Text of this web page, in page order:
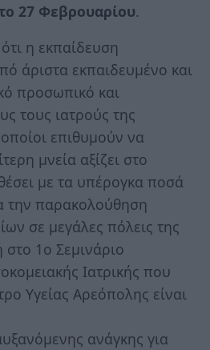
27 Φεβρουαρίου.
η εκπαίδευση
άριστα εκπαιδευμένο και
προσωπικό και
τους ιατρούς της
επιθυμούν να
μνεία αξίζει στο
με τα υπέρογκα ποσά
την παρακολούθηση
σε μεγάλες πόλεις της
1ο Σεμινάριο
Ιατρικής που
Υγείας Αρεόπολης είναι
ανάγκης για